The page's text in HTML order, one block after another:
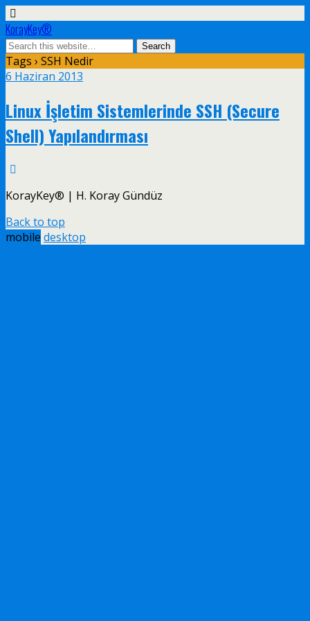
KorayKey®
Tags › SSH Nedir
6 Haziran 2013
Linux İşletim Sistemlerinde SSH (Secure
Shell) Yapılandırması
KorayKey® | H. Koray Gündüz
Back to top
mobile desktop